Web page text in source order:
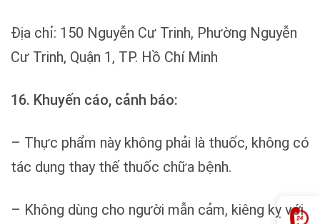
Địa chỉ: 150 Nguyễn Cư Trinh, Phường Nguyễn
Cư Trinh, Quận 1, TP. Hồ Chí Minh
16. Khuyến cáo, cảnh báo:
– Thực phẩm này không phải là thuốc, không có
tác dụng thay thế thuốc chữa bệnh.
– Không dùng cho người mẫn cảm, kiêng kỵ với